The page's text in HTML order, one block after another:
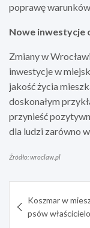
poprawę
Nowe inwestycje
Zmiany w
inwestycje w
jakość życia
doskonałym
przynieść
dla ludzi zarówno
Źródło: wroclaw.pl
wpisu
Koszmar w
psów